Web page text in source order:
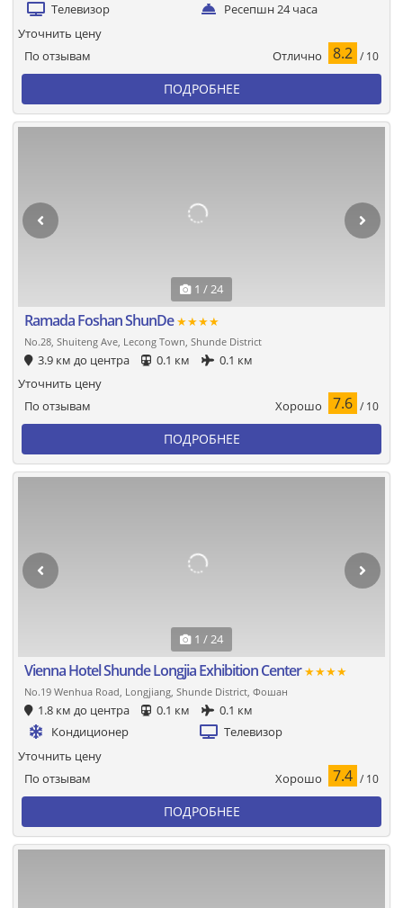
Телевизор
Ресепшн 24 часа
По отзывам Отлично 8.2 / 10
Уточнить цену
ПОДРОБНЕЕ
1 / 24
Ramada Foshan ShunDe★★★★
No.28, Shuiteng Ave, Lecong Town, Shunde District
3.9 км до центра 0.1 км 0.1 км
По отзывам Хорошо 7.6 / 10
Уточнить цену
ПОДРОБНЕЕ
1 / 24
Vienna Hotel Shunde Longjia Exhibition Center★★★★
No.19 Wenhua Road, Longjiang, Shunde District, Фошан
1.8 км до центра 0.1 км
0.1 км
Кондиционер
Телевизор
По отзывам Хорошо 7.4 / 10
Уточнить цену
ПОДРОБНЕЕ